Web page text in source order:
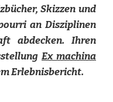
Skizzen und
an Disziplinen
abdecken. Ihren
Ex machina
Erlebnisbericht.